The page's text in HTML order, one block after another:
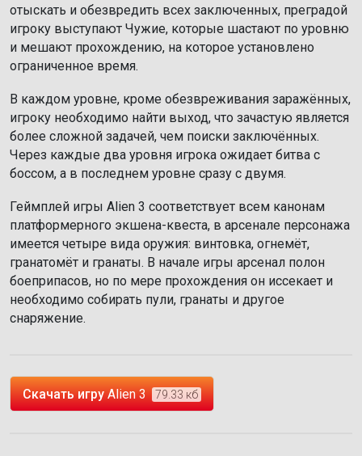
отыскать и обезвредить всех заключенных, преградой
игроку выступают Чужие, которые шастают по уровню
и мешают прохождению, на которое установлено
ограниченное время.
В каждом уровне, кроме обезвреживания заражённых,
игроку необходимо найти выход, что зачастую является
более сложной задачей, чем поиски заключённых.
Через каждые два уровня игрока ожидает битва с
боссом, а в последнем уровне сразу с двумя.
Геймплей игры Alien 3 соответствует всем канонам
платформерного экшена-квеста, в арсенале персонажа
имеется четыре вида оружия: винтовка, огнемёт,
гранатомёт и гранаты. В начале игры арсенал полон
боеприпасов, но по мере прохождения он иссекает и
необходимо собирать пули, гранаты и другое
снаряжение.
Скачать игруAlien 3 79.33 кб